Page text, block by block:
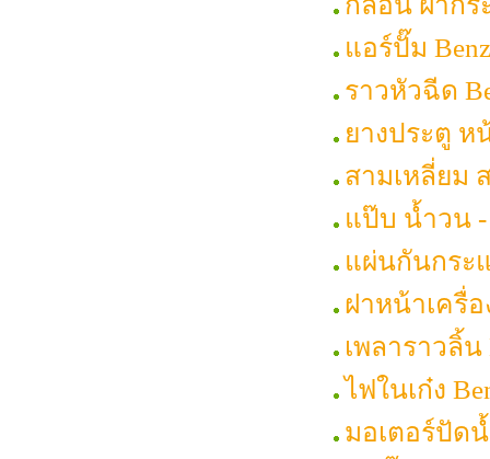
แอร์ปั๊ม
ราวหัวฉีด
ยางประตู ห
สามเหลี่ยม
แป๊บ น้ำวน -
แผ่นกันกระ
ฝาหน้าเครื่
เพลาราวลิ้
ไฟในเก๋ง
มอเตอร์ปัด